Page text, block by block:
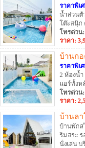
ราคาพิเ
น้ำส่วนตั
โต๊ะสนุ๊ก
โทรด่วน:
ราคา:
บ้านก
ราคาพิเ
2 ห้องน้ำ
แอร์ทั้งห
เพียง
โทรด่วน:
ราคา:
บ้านล
บ้านพักส
ริมสระ
นั่งเล่น บ